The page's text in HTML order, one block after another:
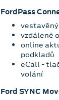
FordPass
vzdálené
online
podkladů
eCall -
volání
Ford SYNC